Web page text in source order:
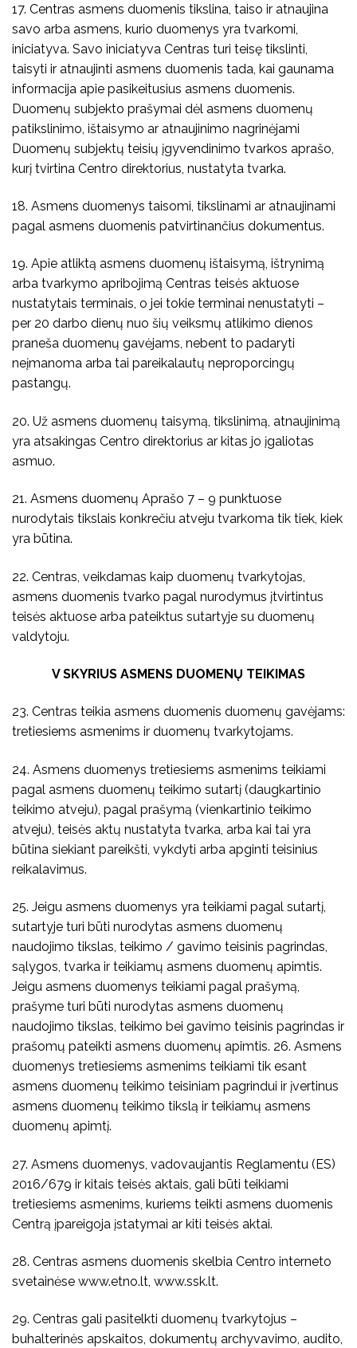
17. Centras asmens duomenis tikslina, taiso ir atnaujina
savo arba asmens, kurio duomenys yra tvarkomi,
iniciatyva. Savo iniciatyva Centras turi teisę tikslinti,
taisyti ir atnaujinti asmens duomenis tada, kai gaunama
informacija apie pasikeitusius asmens duomenis.
Duomenų subjekto prašymai dėl asmens duomenų
patikslinimo, ištaisymo ar atnaujinimo nagrinėjami
Duomenų subjektų teisių įgyvendinimo tvarkos aprašo,
kurį tvirtina Centro direktorius, nustatyta tvarka.
18. Asmens duomenys taisomi, tikslinami ar atnaujinami
pagal asmens duomenis patvirtinančius dokumentus.
19. Apie atliktą asmens duomenų ištaisymą, ištrynimą
arba tvarkymo apribojimą Centras teisės aktuose
nustatytais terminais, o jei tokie terminai nenustatyti –
per 20 darbo dienų nuo šių veiksmų atlikimo dienos
praneša duomenų gavėjams, nebent to padaryti
neįmanoma arba tai pareikalautų neproporcingų
pastangų.
20. Už asmens duomenų taisymą, tikslinimą, atnaujinimą
yra atsakingas Centro direktorius ar kitas jo įgaliotas
asmuo.
21. Asmens duomenų Aprašo 7 – 9 punktuose
nurodytais tikslais konkrečiu atveju tvarkoma tik tiek, kiek
yra būtina.
22. Centras, veikdamas kaip duomenų tvarkytojas,
asmens duomenis tvarko pagal nurodymus įtvirtintus
teisės aktuose arba pateiktus sutartyje su duomenų
valdytoju.
V SKYRIUS ASMENS DUOMENŲ TEIKIMAS
23. Centras teikia asmens duomenis duomenų gavėjams:
tretiesiems asmenims ir duomenų tvarkytojams.
24. Asmens duomenys tretiesiems asmenims teikiami
pagal asmens duomenų teikimo sutartį (daugkartinio
teikimo atveju), pagal prašymą (vienkartinio teikimo
atveju), teisės aktų nustatyta tvarka, arba kai tai yra
būtina siekiant pareikšti, vykdyti arba apginti teisinius
reikalavimus.
25. Jeigu asmens duomenys yra teikiami pagal sutartį,
sutartyje turi būti nurodytas asmens duomenų
naudojimo tikslas, teikimo / gavimo teisinis pagrindas,
sąlygos, tvarka ir teikiamų asmens duomenų apimtis.
Jeigu asmens duomenys teikiami pagal prašymą,
prašyme turi būti nurodytas asmens duomenų
naudojimo tikslas, teikimo bei gavimo teisinis pagrindas ir
prašomų pateikti asmens duomenų apimtis. 26. Asmens
duomenys tretiesiems asmenims teikiami tik esant
asmens duomenų teikimo teisiniam pagrindui ir įvertinus
asmens duomenų teikimo tikslą ir teikiamų asmens
duomenų apimtį.
27. Asmens duomenys, vadovaujantis Reglamentu (ES)
2016/679 ir kitais teisės aktais, gali būti teikiami
tretiesiems asmenims, kuriems teikti asmens duomenis
Centrą įpareigoja įstatymai ar kiti teisės aktai.
28. Centras asmens duomenis skelbia Centro interneto
svetainėse www.etno.lt, www.ssk.lt.
29. Centras gali pasitelkti duomenų tvarkytojus –
buhalterinės apskaitos, dokumentų archyvavimo, audito,